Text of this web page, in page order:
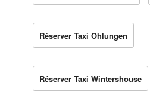
Réserver Taxi Ohlungen
Réserver Taxi Wintershouse